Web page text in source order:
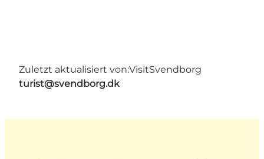
Zuletzt aktualisiert von:VisitSvendborg
turist@svendborg.dk